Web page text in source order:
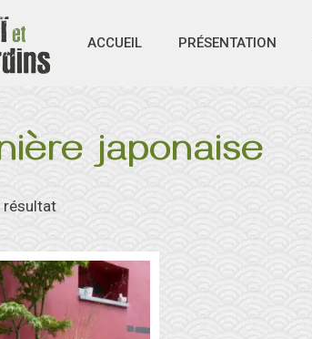
ACCUEIL PRÉSENTATION
japonaise
résultat